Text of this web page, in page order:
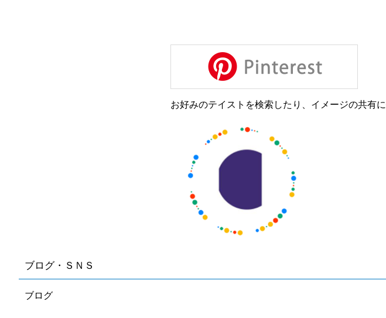
お好みのテイストを検索したり、イメージの共有
ブログ・ＳＮＳ
ブログ